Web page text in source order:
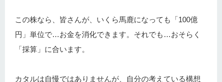
この株なら、皆さんが、いくら馬鹿になっても「100億
円」単位で…お金を消化できます。それでも…おそらく
「採算」に合います。
カタルは自慢ではありませんが、自分の考えている構想